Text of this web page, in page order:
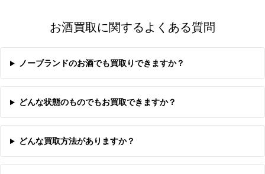
お酒買取に関するよくある質問
ノーブランドのお酒でも買取りできますか？
どんな状態のものでもお買取できますか？
どんな買取方法がありますか？